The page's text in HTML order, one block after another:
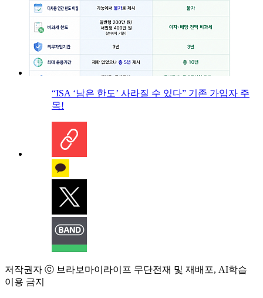
“ISA ‘남은 한도’ 사라질 수 있다” 기존 가입자 주
목!
저작권자 ⓒ 브라보마이라이프 무단전재 및 재배포, AI학습
이용 금지